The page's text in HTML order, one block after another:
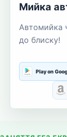
Мийка
Автомийка
до блиску!
Play on